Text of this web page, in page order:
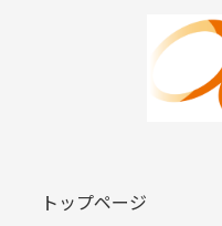
トップページ